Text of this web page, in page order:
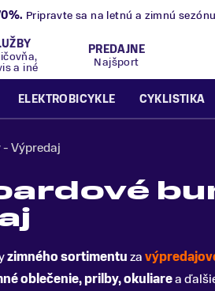
. Pripravte sa na letnú a zimnú
a iné
PREDAJNE
Najšport
ELEKTROBICYKLE CYKLISTIKA
Výpredaj
zimného sortimentuza
oblečenie, prilby, okuliarea